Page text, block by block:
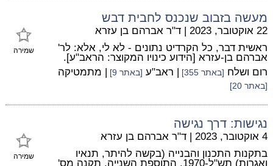
מעשה בזבוב שנכנס לחבית דבש
שמירה
22 אוקטובר, 2023 | ד"ר אברהם בן עזרא
ראשית דבר, כל הקרדיט נתונים - לא לי, אלא: לר'
אברהם בן-עזרא [הידוע כינויו המקוצר: הראב"ע].
רום ושלח [באתר 355] | ראב"ע [באתר 9] | מתמטיקה
[באתר 20]
נגישות: דרך נגישה
שמירה
4 אוקטובר, 2023 | ד"ר אברהם בן עזרא
בתקנות התכנון והבנייה (בקשה להיתר, תנאיו
ואגרות) תש"ל-1970, התוספת השנייה, תקנה מס'